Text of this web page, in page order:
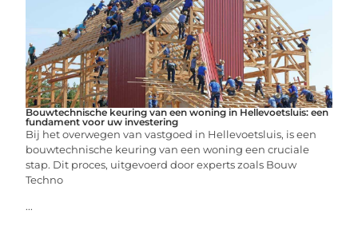
Bouwtechnische keuring van een woning in Hellevoetsluis: een
fundament voor uw investering
Bij het overwegen van vastgoed in Hellevoetsluis, is een
bouwtechnische keuring van een woning een cruciale
stap. Dit proces, uitgevoerd door experts zoals Bouw
Techno
...